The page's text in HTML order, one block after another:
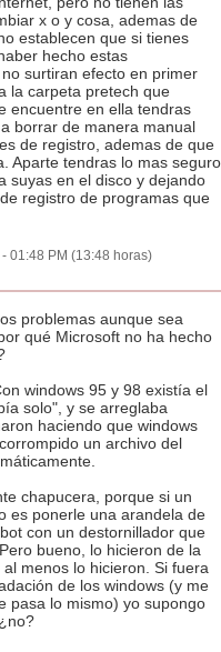
x o y cosa, ademas de
establecen que si tienes
hecho estas
surtiran efecto en primer
la carpeta pretech que
encuentre en ella tendras
borrar de manera manual
de registro, ademas de que
Aparte tendras lo mas seguro
suyas en el disco y dejando
registro de programas que
01:48 PM (13:48 horas)
problemas aunque sea
qué Microsoft no ha hecho
windows 95 y 98 existía el
solo", y se arreglaba
haciendo que windows
un archivo del
chapucera, porque si un
es ponerle una arandela de
con un destornillador que
bueno, lo hicieron de la
menos lo hicieron. Si fuera
de los windows (y me
pasa lo mismo) yo supongo